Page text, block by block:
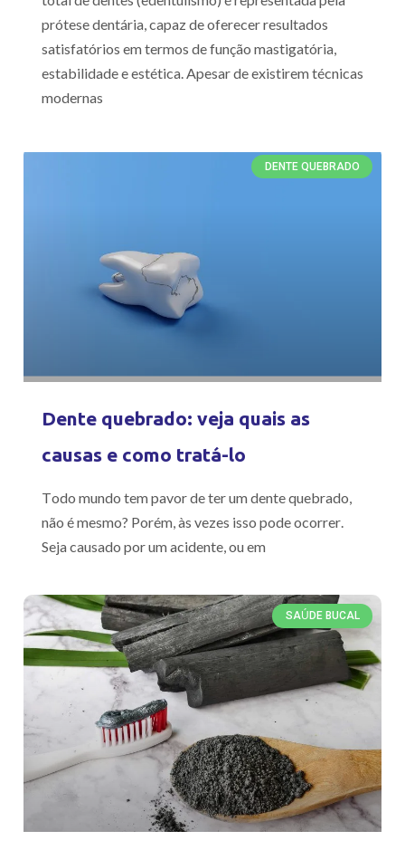
prótese dentária, capaz de oferecer resultados
satisfatórios em termos de função mastigatória,
estabilidade e estética. Apesar de existirem técnicas
modernas
DENTE QUEBRADO
Dente quebrado: veja quais as
causas e como tratá-lo
Todo mundo tem pavor de ter um dente quebrado,
não é mesmo? Porém, às vezes isso pode ocorrer.
Seja causado por um acidente, ou em
SAÚDE BUCAL